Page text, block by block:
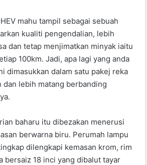
mahu tampil sebagai sebuah
kualiti pengendalian, lebih
dan tetap menjimatkan minyak iaitu
100km. Jadi, apa lagi yang anda
dimasukkan dalam satu pakej reka
dan lebih matang berbanding
baharu itu dibezakan menerusi
berwarna biru. Perumah lampu
dilengkapi kemasan krom, rim
bersaiz 18 inci yang dibalut tayar